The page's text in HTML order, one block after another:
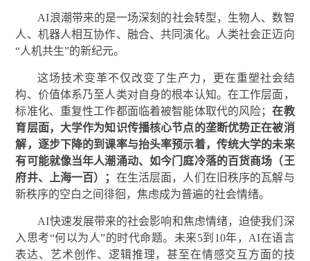
AI浪潮带来的是一场深刻的社会转型，生物人、数智
人、机器人相互协作、融合、共同演化。人类社会正迈向
“人机共生”的新纪元。
这场技术变革不仅改变了生产力，更在重塑社会结
构、价值体系乃至人类对自身的根本认知。在工作层面，
标准化、重复性工作都面临着被智能体取代的风险；在教
育层面，大学作为知识传播核心节点的垄断优势正在被消
解，逐步下降的到课率与抬头率预示着，传统大学的未来
有可能就像当年人潮涌动、如今门庭冷落的百货商场（王
府井、上海一百）； 在生活层面，人们在旧秩序的瓦解与
新秩序的空白之间徘徊，焦虑成为普遍的社会情绪。
AI快速发展带来的社会影响和焦虑情绪，迫使我们深
入思考“何以为人”的时代命题。未来5到10年，AI在语言
表达、艺术创作、逻辑推理，甚至在情感交互方面的技